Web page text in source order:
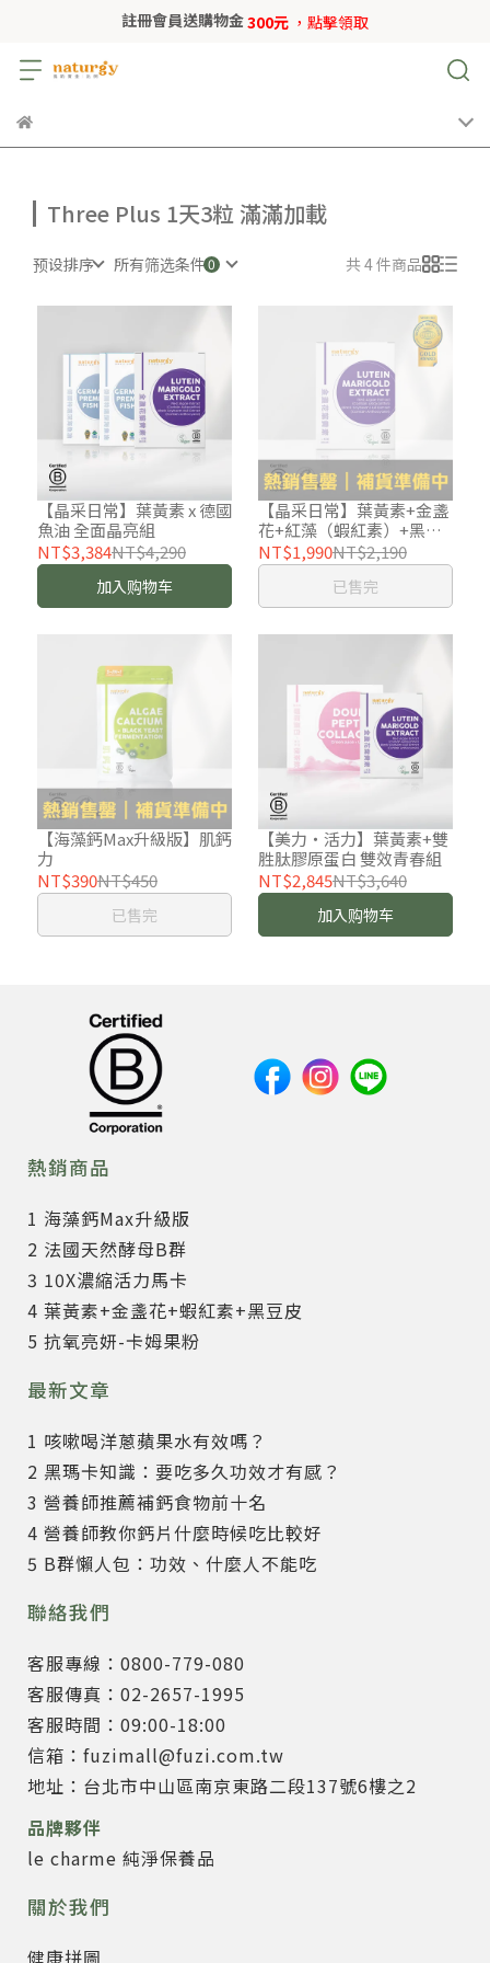
註冊會員送購物金300元 ，點擊領取
Three Plus 1天3粒 滿滿加載
预设排序 所有筛选条件 共 4 件商品
【晶采日常】葉黃素 x 德國
魚油 全面晶亮組
NT$3,384NT$4,290
加入购物车
【晶采日常】葉黃素+金盞
花+紅藻（蝦紅素）+黑豆
皮（原花青素）
NT$1,990NT$2,190
已售完
【海藻鈣Max升級版】肌鈣
力
NT$390NT$450
已售完
【美力・活力】葉黃素+雙
胜肽膠原蛋白 雙效青春組
NT$2,845NT$3,640
加入购物车
熱銷商品
1 海藻鈣Max升級版
2 法國天然酵母B群
3 10X濃縮活力馬卡
4 葉黃素+金盞花+蝦紅素+黑豆皮
5 抗氧亮妍-卡姆果粉
最新文章
1 咳嗽喝洋蔥蘋果水有效嗎？
2 黑瑪卡知識：要吃多久功效才有感？
3 營養師推薦補鈣食物前十名
4 營養師教你鈣片什麼時候吃比較好
5 B群懶人包：功效、什麼人不能吃
聯絡我們
客服專線：0800-779-080
客服傳真：02-2657-1995
客服時間：09:00-18:00
信箱：fuzimall@fuzi.com.tw
地址：台北市中山區南京東路二段137號6樓之2
品牌夥伴
le charme 純淨保養品
關於我們